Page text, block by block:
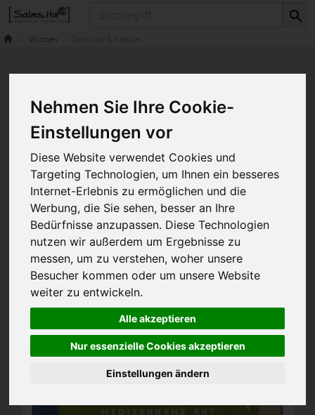
Nehmen Sie Ihre Cookie-
Einstellungen vor
Diese Website verwendet Cookies und
Targeting Technologien, um Ihnen ein besseres
Internet-Erlebnis zu ermöglichen und die
Werbung, die Sie sehen, besser an Ihre
Bedürfnisse anzupassen. Diese Technologien
nutzen wir außerdem um Ergebnisse zu
messen, um zu verstehen, woher unsere
Besucher kommen oder um unsere Website
weiter zu entwickeln.
Alle akzeptieren
Nur essenzielle Cookies akzeptieren
Einstellungen ändern
Würzen